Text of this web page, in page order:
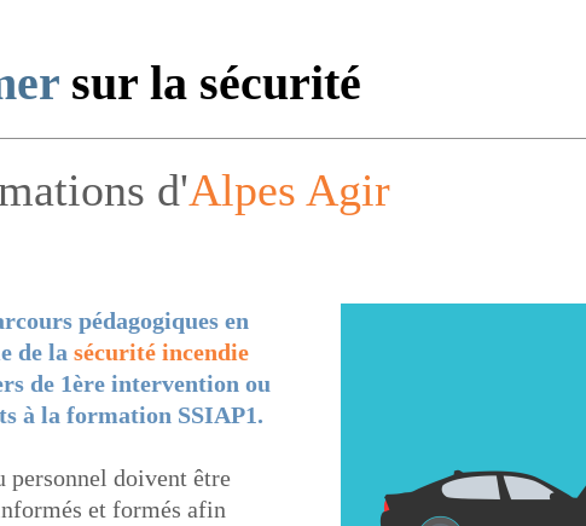
sur la sécurité
d'Alpes Agir
pédagogiques en
de la sécurité incendie
de 1ère intervention ou
à la formation SSIAP1.
personnel doivent être
et formés afin